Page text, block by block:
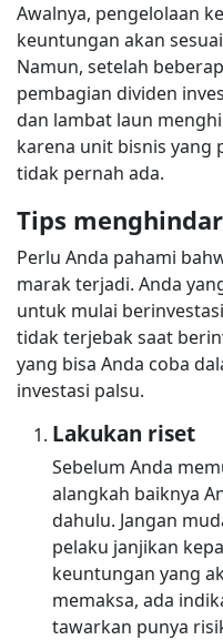
Awalnya, pengelolaan
keuntungan akan
Namun, setelah
pembagian dividen
dan lambat laun
karena unit bisnis yang
tidak pernah ada.
Tips
Perlu Anda pahami
marak terjadi. Anda
untuk mulai
tidak terjebak saat
yang bisa Anda coba
investasi palsu.
Lakukan riset
Sebelum Anda
alangkah baiknya
dahulu. Jangan
pelaku janjikan
keuntungan yang
memaksa, ada
tawarkan punya